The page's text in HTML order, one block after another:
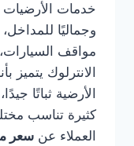
خدمات الأرضيات
وجماليًا
مواقف
الانترلوك
الأرضية ثباتًا
كثيرة تناسب
العملاء عن سعر